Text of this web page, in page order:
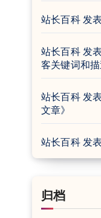
站长百科发
站长百科发
客关键词和
站长百科发
文章》
站长百科发
归档